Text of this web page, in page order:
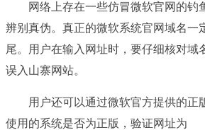
网络上存在一些仿冒微软官网的钓
辨别真伪。真正的微软系统官网域名一
尾。用户在输入网址时，要仔细核对域
误入山寨网站。
用户还可以通过微软官方提供的正
使用的系统是否为正版，验证网址为